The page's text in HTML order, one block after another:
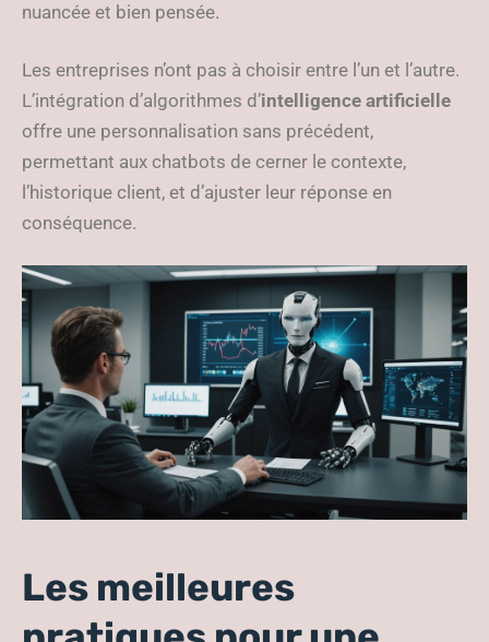
nuancée et bien pensée.
Les entreprises n’ont pas à choisir entre l’un et l’autre.
L’intégration d’algorithmes d’intelligence artificielle
offre une personnalisation sans précédent,
permettant aux chatbots de cerner le contexte,
l’historique client, et d’ajuster leur réponse en
conséquence.
Les meilleures